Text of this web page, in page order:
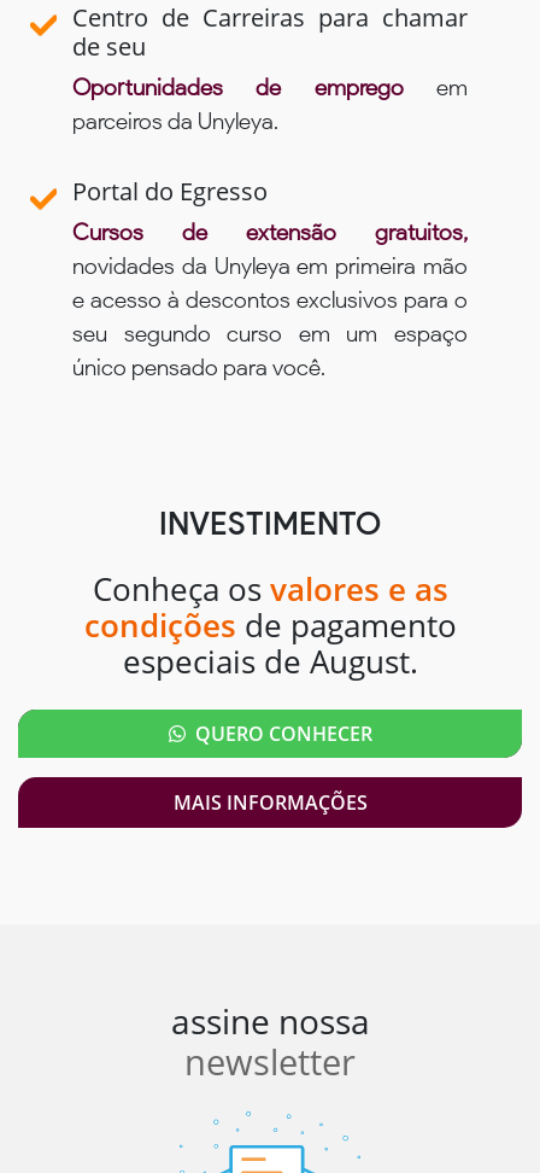
Centro de Carreiras para chamar
de seu
Oportunidades de empregoem
parceiros da Unyleya.
Portal do Egresso
Cursos de extensão gratuitos,
novidades da Unyleya em primeira mão
e acesso à descontos exclusivos para o
seu segundo curso em um espaço
único pensado para você.
INVESTIMENTO
Conheça os valores e as
condições de pagamento
especiais de August.
QUERO CONHECER
MAIS INFORMAÇÕES
assine nossa
newsletter